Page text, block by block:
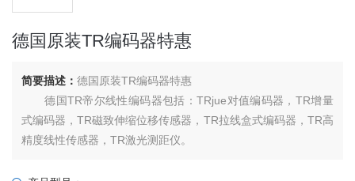
德国原装TR编码器特惠
简要描述：德国原装TR编码器特惠
德国TR帝尔线性编码器包括：TRjue对值编码器，TR增量
式编码器，TR磁致伸缩位移传感器，TR拉线盒式编码器，TR高
精度线性传感器，TR激光测距仪。